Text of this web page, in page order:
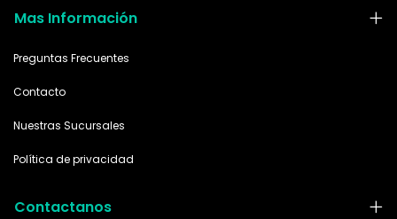
Mas Información
Preguntas Frecuentes
Contacto
Nuestras Sucursales
Política de privacidad
Contactanos